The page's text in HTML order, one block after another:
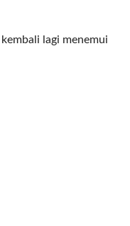
lagi menemui